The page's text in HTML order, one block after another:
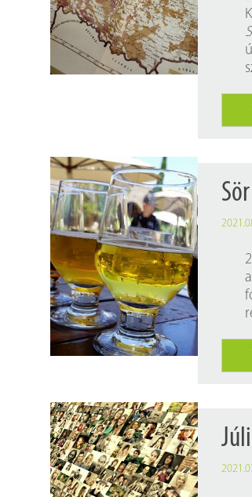
Findura Imre-díszoklevéllel
Galéria
Pályázatok
Online katalógus